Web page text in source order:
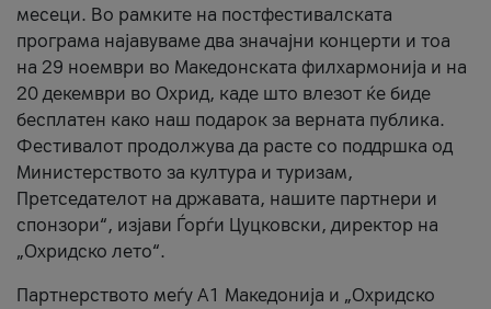
месеци. Во рамките на постфестивалската
програма најавуваме два значајни концерти и тоа
на 29 ноември во Македонската филхармонија и на
20 декември во Охрид, каде што влезот ќе биде
бесплатен како наш подарок за верната публика.
Фестивалот продолжува да расте со поддршка од
Министерството за култура и туризам,
Претседателот на државата, нашите партнери и
спонзори“, изјави Ѓорѓи Цуцковски, директор на
„Охридско лето“.
Партнерството меѓу A1 Македонија и „Охридско